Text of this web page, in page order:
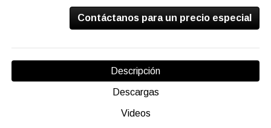
Contáctanos para un precio especial
Descripción
Descargas
Videos